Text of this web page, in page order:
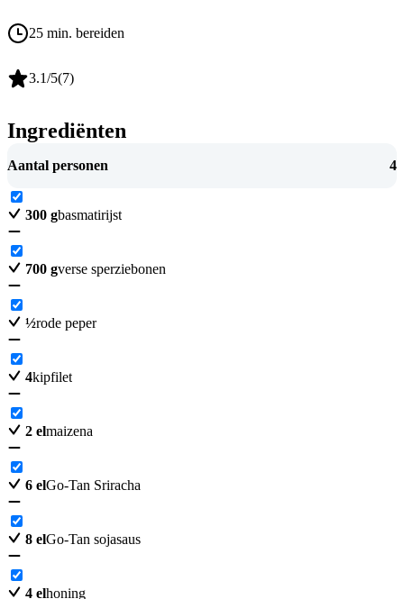
25 min. bereiden
3.1/5(7)
Ingrediënten
Aantal personen 4
300 gbasmatirijst
700 gverse sperziebonen
½rode peper
4kipfilet
2 elmaizena
6 elGo-Tan Sriracha
8 elGo-Tan sojasaus
4 elhoning